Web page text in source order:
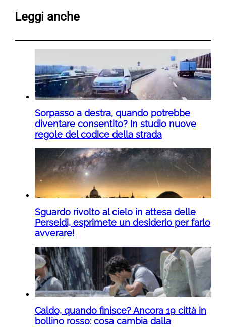
Leggi anche
Sorpasso a destra, quando potrebbe
diventare consentito? In studio nuove
regole del codice della strada
Sguardo rivolto al cielo in attesa delle
Perseidi, esprimete un desiderio per farlo
avverare!
Caldo, quando finisce? Ancora 19 città in
bollino rosso: cosa cambia dalla